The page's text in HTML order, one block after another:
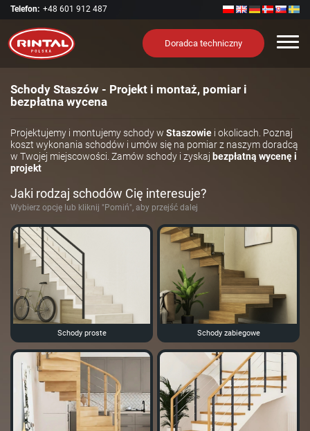
Telefon: +48 601 912 487
Doradca techniczny
Schody Staszów - Projekt i montaż, pomiar i
bezpłatna wycena
Projektujemy i montujemy schody w Staszowie i okolicach. Poznaj
koszt wykonania schodów i umów się na pomiar z naszym doradcą
w Twojej miejscowości. Zamów schody i zyskaj bezpłatną wycenę i
projekt
Jaki rodzaj schodów Cię interesuje?
Wybierz opcję lub kliknij "Pomiń", aby przejść dalej
Schody proste Schody zabiegowe